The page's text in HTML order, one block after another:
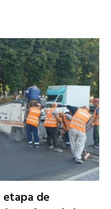
de